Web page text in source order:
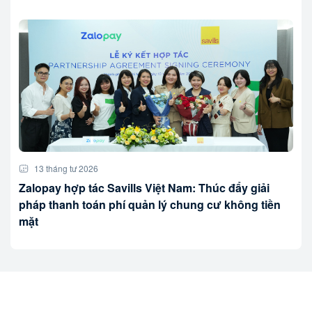
13 tháng tư 2026
Zalopay hợp tác Savills Việt Nam: Thúc đẩy giải
pháp thanh toán phí quản lý chung cư không tiền
mặt